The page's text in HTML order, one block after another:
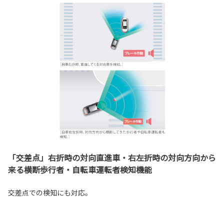
「交差点」右折時の対向直進車・右左折時の対向方向から
来る横断歩行者・自転車運転者検知機能
交差点での検知にも対応。